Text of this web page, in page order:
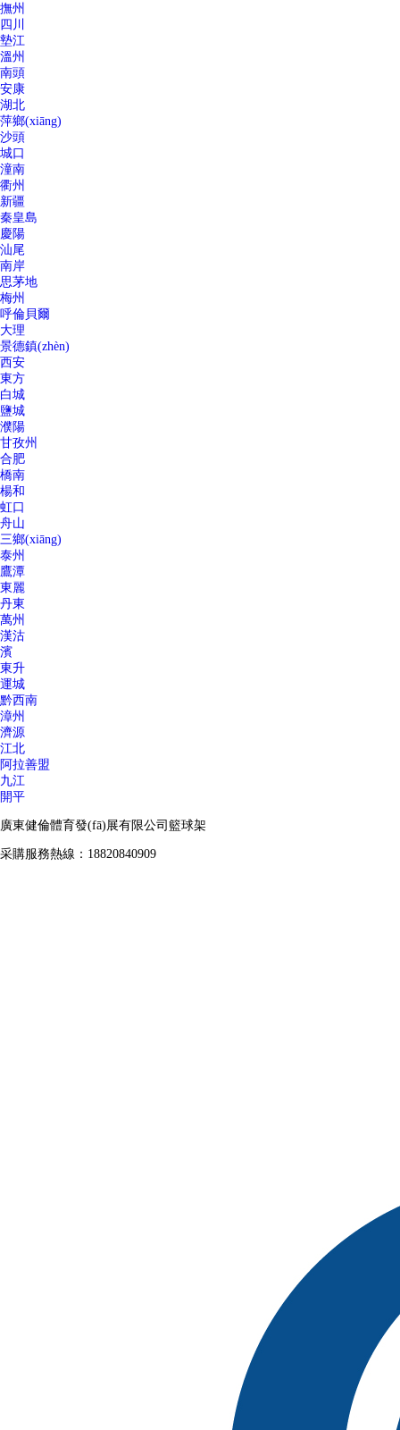
撫州
四川
墊江
溫州
南頭
安康
湖北
萍鄉(xiāng)
沙頭
城口
潼南
衢州
新疆
秦皇島
慶陽
汕尾
南岸
思茅地
梅州
呼倫貝爾
大理
景德鎮(zhèn)
西安
東方
白城
鹽城
濮陽
甘孜州
合肥
橋南
楊和
虹口
舟山
三鄉(xiāng)
泰州
鷹潭
東麗
丹東
萬州
漢沽
濱
東升
運城
黔西南
漳州
濟源
江北
阿拉善盟
九江
開平
廣東健倫體育發(fā)展有限公司籃球架
采購服務熱線：18820840909